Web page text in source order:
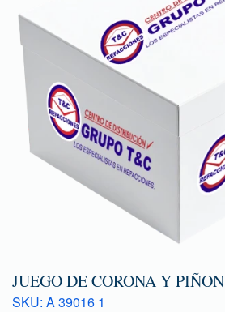
JUEGO DE CORONA Y PIÑON
SKU: A 39016 1